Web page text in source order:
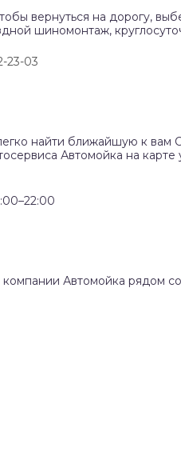
вернуться на дорогу,
шиномонтаж,
23-03
найти ближайшую к вам
Автомойка на карте
Автомойка рядом